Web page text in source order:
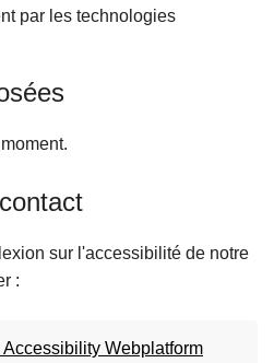
par les technologies
sur l'accessibilité de notre
:
Webplatform